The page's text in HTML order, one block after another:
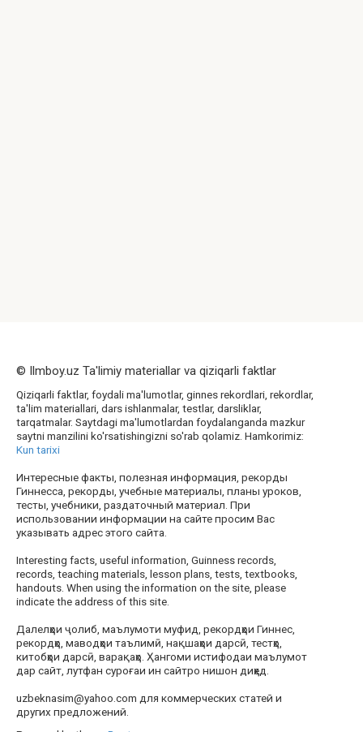
© Ilmboy.uz Ta'limiy materiallar va qiziqarli faktlar
Qiziqarli faktlar, foydali ma'lumotlar, ginnes rekordlari, rekordlar,
ta'lim materiallari, dars ishlanmalar, testlar, darsliklar,
tarqatmalar. Saytdagi ma'lumotlardan foydalanganda mazkur
saytni manzilini ko'rsatishingizni so'rab qolamiz. Hamkorimiz:
Kun tarixi
Интересные факты, полезная информация, рекорды
Гиннесса, рекорды, учебные материалы, планы уроков,
тесты, учебники, раздаточный материал. При
использовании информации на сайте просим Вас
указывать адрес этого сайта.
Interesting facts, useful information, Guinness records,
records, teaching materials, lesson plans, tests, textbooks,
handouts. When using the information on the site, please
indicate the address of this site.
Далелҳои ҷолиб, маълумоти муфид, рекордҳои Гиннес,
рекордҳо, маводҳои таълимӣ, нақшаҳои дарсӣ, тестҳо,
китобҳои дарсӣ, варақаҳо. Ҳангоми истифодаи маълумот
дар сайт, лутфан суроғаи ин сайтро нишон диҳед.
uzbeknasim@yahoo.com для коммерческих статей и
других предложений.